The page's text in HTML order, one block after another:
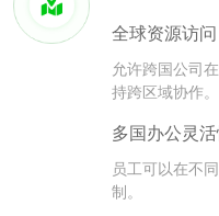
全球资源访问
允许跨国公司
持跨区域协作。
多国办公灵
员工可以在不
制。